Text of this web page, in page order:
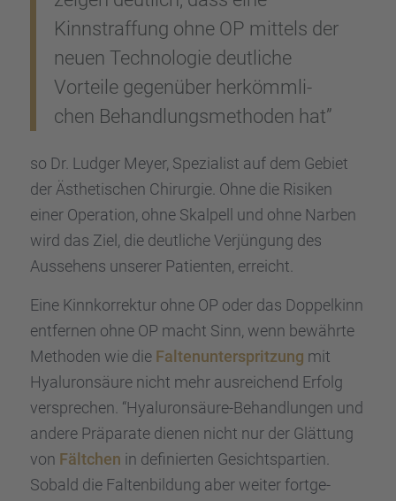
Kinnstraf­fung ohne OP mittels der
neuen Techno­lo­gie deutli­che
Vorteile gegen­über herkömm­li­
chen Behand­lungs­me­tho­den hat”
so Dr. Ludger Meyer, Spezia­list auf dem Gebiet
der Ästhe­ti­schen Chirur­gie. Ohne die Risiken
einer Opera­tion, ohne Skalpell und ohne Narben
wird das Ziel, die deutli­che Verjün­gung des
Ausse­hens unserer Patien­ten, erreicht.
Eine Kinnkor­rek­tur ohne OP oder das Doppel­kinn
entfer­nen ohne OP macht Sinn, wenn bewährte
Metho­den wie die Falten­un­ter­sprit­zung mit
Hyalu­ron­säure nicht mehr ausrei­chend Erfolg
verspre­chen. “Hyalu­ron­säure-Behand­lun­gen und
andere Präpa­rate dienen nicht nur der Glättung
von Fältchen in definier­ten Gesichts­par­tien.
Sobald die Falten­bil­dung aber weiter fortge­